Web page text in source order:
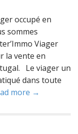
occupé en
sommes
Viager
la vente en
Le viager un
dans toute
more →